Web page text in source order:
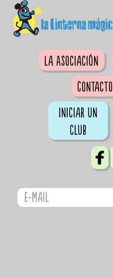
La Asociación
Contacto
Iniciar un
club